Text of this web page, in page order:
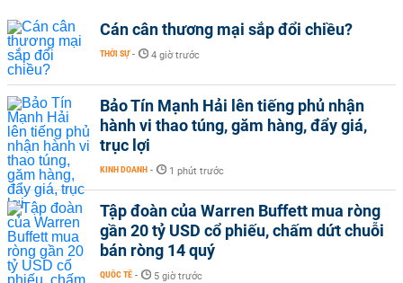
Cán cân thương mại sắp đổi chiều?
THỜI SỰ - 4 giờ trước
Bảo Tín Mạnh Hải lên tiếng phủ nhận
hành vi thao túng, găm hàng, đẩy giá,
trục lợi
KINH DOANH - 1 phút trước
Tập đoàn của Warren Buffett mua ròng
gần 20 tỷ USD cổ phiếu, chấm dứt chuỗi
bán ròng 14 quý
QUỐC TẾ - 5 giờ trước